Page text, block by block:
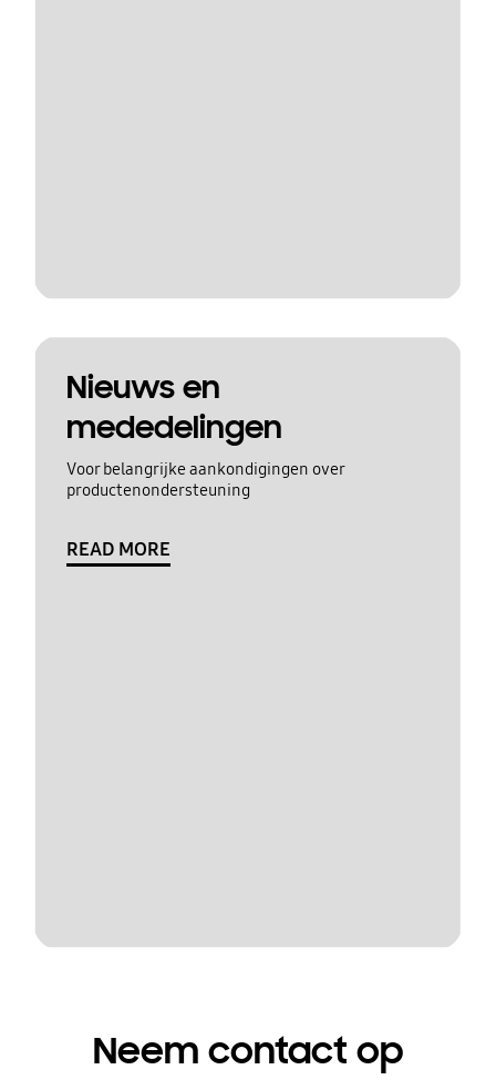
Nieuws en
mededelingen
Voor belangrijke aankondigingen over
productenondersteuning
READ MORE
Neem contact op